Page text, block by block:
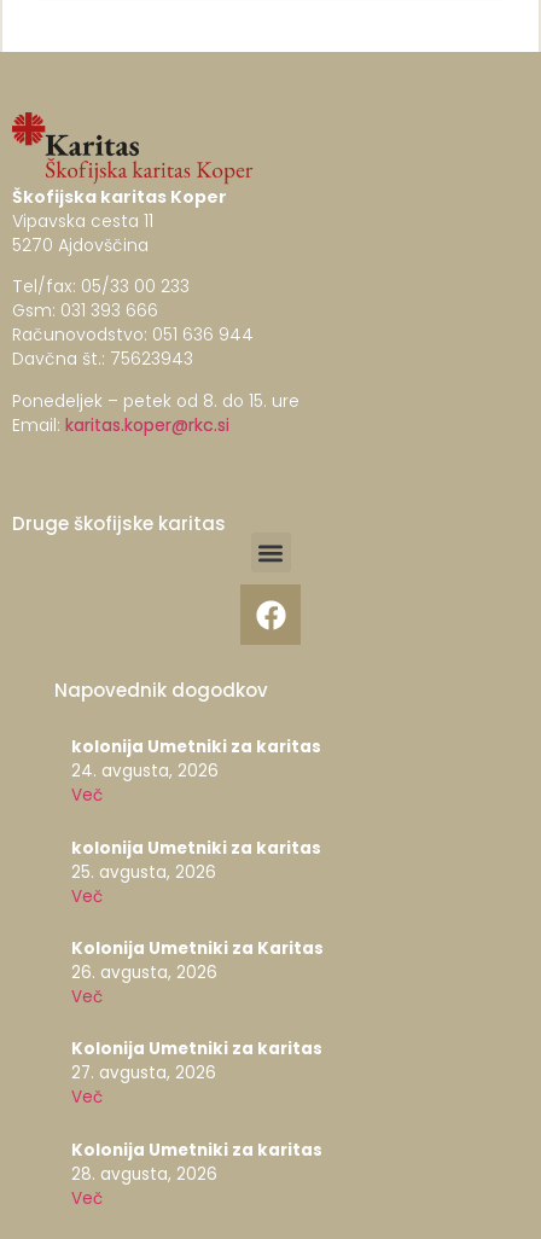
Škofijska karitas Koper
Vipavska cesta 11
5270 Ajdovščina
Tel/fax: 05/33 00 233
Gsm: 031 393 666
Računovodstvo: 051 636 944
Davčna št.: 75623943
Ponedeljek – petek od 8. do 15. ure
Email: karitas.koper@rkc.si
Druge škofijske karitas
Napovednik dogodkov
kolonija Umetniki za karitas
24. avgusta, 2026
Več
kolonija Umetniki za karitas
25. avgusta, 2026
Več
Kolonija Umetniki za Karitas
26. avgusta, 2026
Več
Kolonija Umetniki za karitas
27. avgusta, 2026
Več
Kolonija Umetniki za karitas
28. avgusta, 2026
Več